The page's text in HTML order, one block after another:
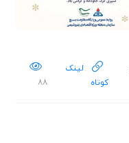
لینک
کوتاه
۸۸